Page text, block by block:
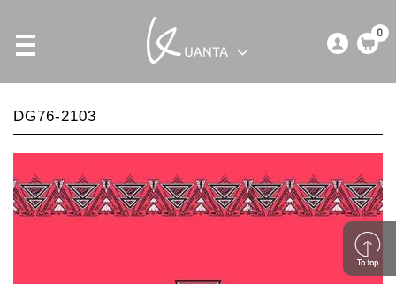
0
DG76-2103